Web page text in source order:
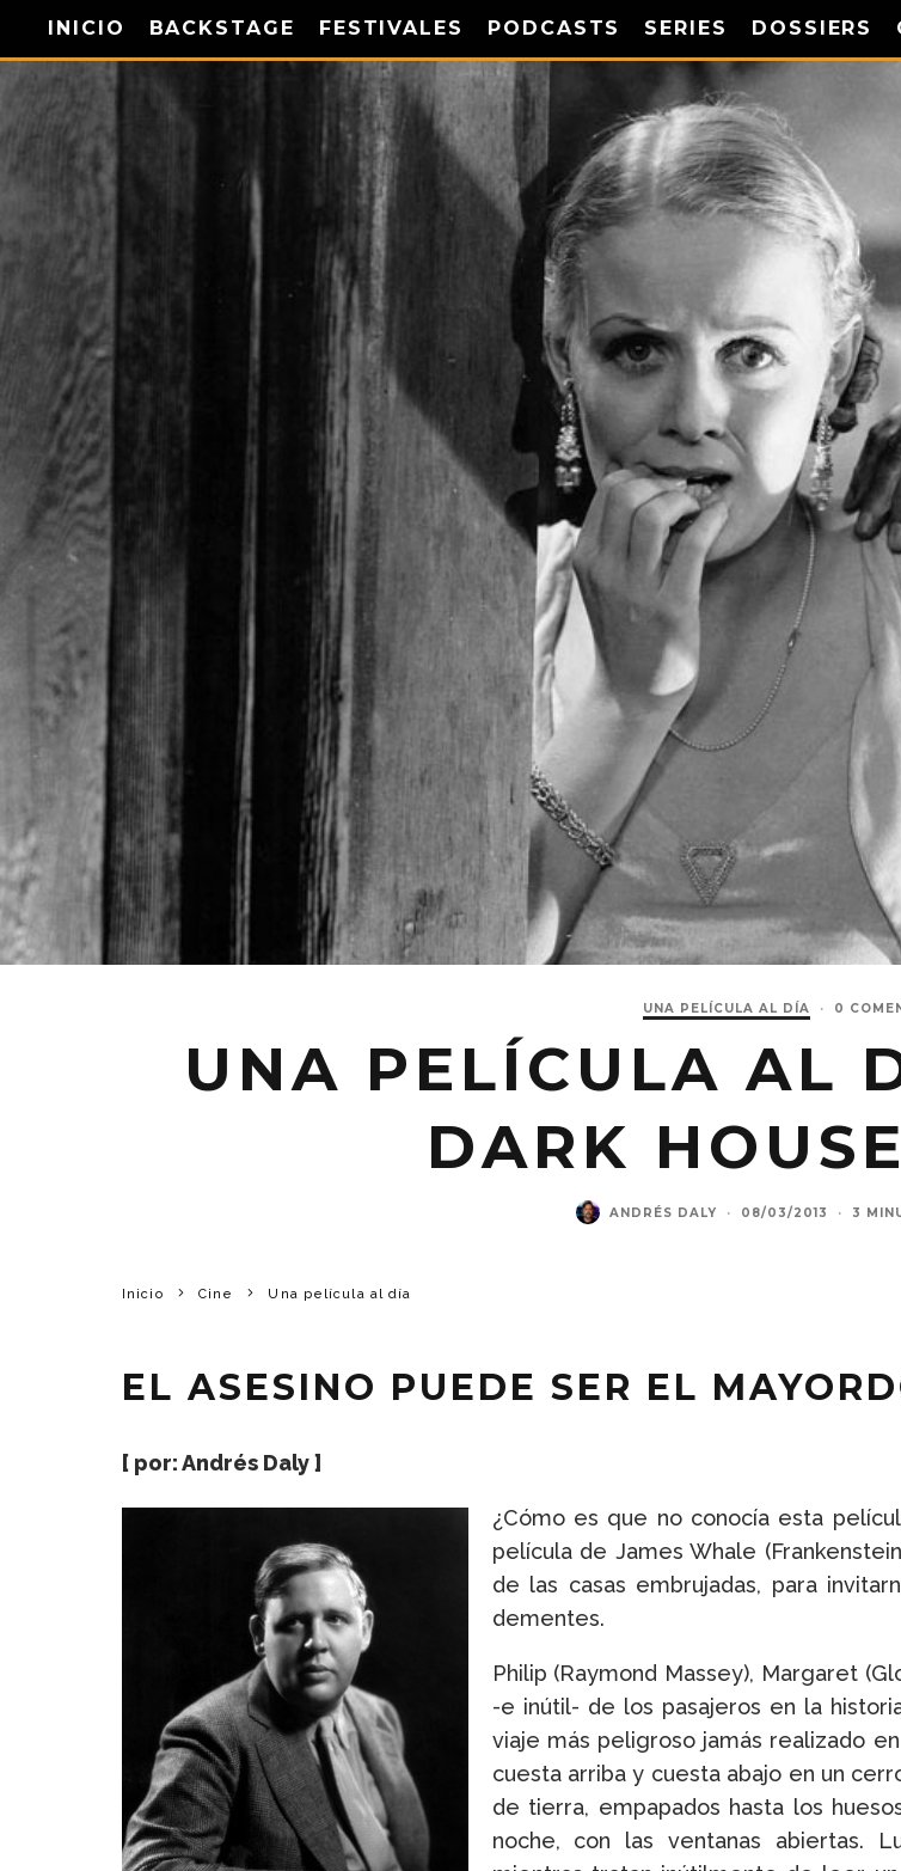
INICIO BACKSTAGE FESTIVALES PODCASTS SERIES DOSSIERS
UNA PELÍCULA AL DÍA · 0
UNA PELÍCULA AL
DARK
ANDRÉS DALY · 08/03/2013 · 3
Inicio Cine Una película al día
EL ASESINO PUEDE SER EL
[ por:Andrés Daly]
¿Cómo es que no conocía esta
película de James Whale (Frankenstein
de las casas embrujadas, para
dementes.
Philip (Raymond Massey), Margaret
-e inútil- de los pasajeros en la
viaje más peligroso jamás realizado
cuesta arriba y cuesta abajo en un
de tierra, empapados hasta los
noche, con las ventanas abiertas.